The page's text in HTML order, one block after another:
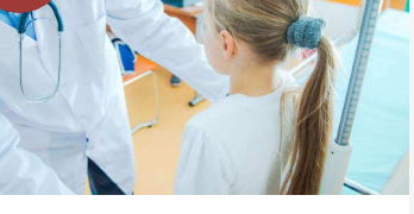
akut
megbetegedések